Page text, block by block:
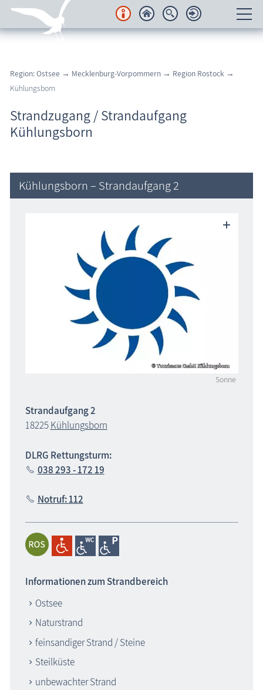
Regionales
Urlaubsorte
Karten
Wissenswertes
Region: Ostsee → Mecklenburg-Vorpommern → Region Rostock →
Kühlungsborn
Strandzugang / Strandaufgang
Kühlungsborn
Kühlungsborn – Strandaufgang 2
Sonne
Strandaufgang 2
18225Kühlungsborn
DLRG Rettungsturm:
038 293 - 172 19
Notruf: 112
Informationen zum Strandbereich
Ostsee
Naturstrand
feinsandiger Strand / Steine
Steilküste
unbewachter Strand